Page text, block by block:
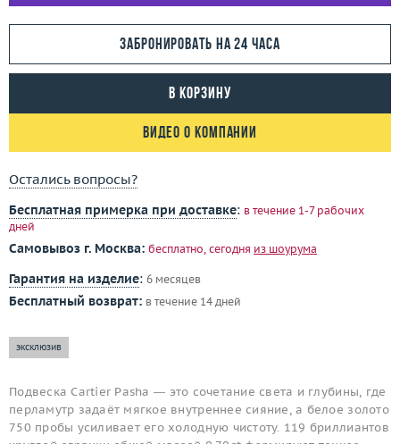
Забронировать на 24 часа
В корзину
Видео о компании
Остались вопросы?
Бесплатная примерка при доставке: в течение 1-7 рабочих
дней
Самовывоз г. Москва: бесплатно, сегодня из шоурума
Гарантия на изделие: 6 месяцев
Бесплатный возврат: в течение 14 дней
эксклюзив
Подвеска Cartier Pasha — это сочетание света и глубины, где
перламутр задаёт мягкое внутреннее сияние, а белое золото
750 пробы усиливает его холодную чистоту. 119 бриллиантов